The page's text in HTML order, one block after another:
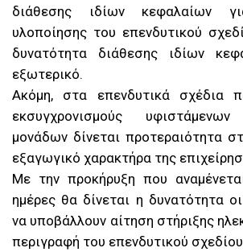
διάθεσης ιδίων κεφαλαίων
υλοποίησης του επενδυτικού
δυνατότητα διάθεσης ιδίων
εξωτερικό.
Ακόμη, στα επενδυτικά σχέδια
εκσυγχρονισμούς υφιστάμενων
μονάδων δίνεται προτεραιότητα
εξαγωγικό χαρακτήρα της
Με την προκήρυξη που
ημέρες θα δίνεται η δυνατότητα
να υποβάλλουν αίτηση στήριξης
περιγραφή του επενδυτικού